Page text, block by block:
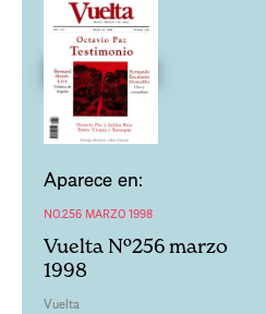
Aparece en:
NO.256 MARZO 1998
Vuelta Nº256 marzo
1998
Vuelta